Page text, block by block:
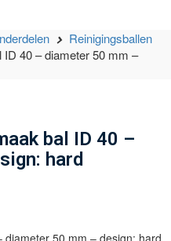
Reinigingsballen
40 – diameter 50 mm –
bal ID 40 –
hard